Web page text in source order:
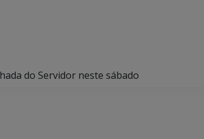
do Servidor neste sábado